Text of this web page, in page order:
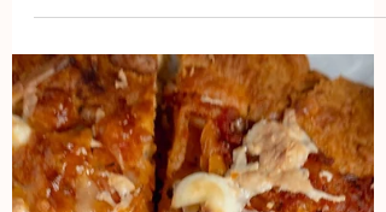
pzas. de hojas de papel arroz - 200 g. de